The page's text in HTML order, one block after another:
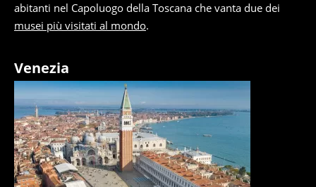
abitanti nel Capoluogo della Toscana che vanta due dei
musei più visitati al mondo.
Venezia